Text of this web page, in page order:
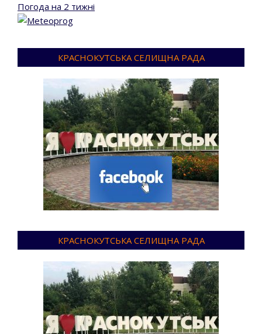
Погода на 2 тижні
КРАСНОКУТСЬКА СЕЛИЩНА РАДА
КРАСНОКУТСЬКА СЕЛИЩНА РАДА